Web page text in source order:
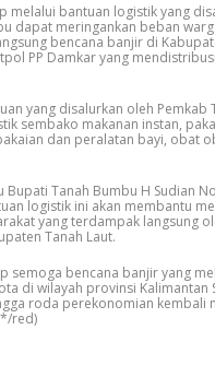
melalui bantuan logistik yang
dapat meringankan beban
bencana banjir di
PP Damkar yang
yang disalurkan oleh Pemkab
sembako makanan instan,
dan peralatan bayi, obat
Bupati Tanah Bumbu H Sudian
logistik ini akan membantu
yang terdampak langsung
Tanah Laut.
semoga bencana banjir yang
di wilayah provinsi Kalimantan
roda perekonomian kembali
red)